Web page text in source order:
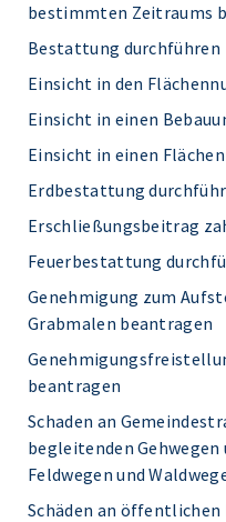
bestimmten Zeitraums
Bestattung durchführen
Einsicht in den
Einsicht in einen
Einsicht in einen
Erdbestattung
Erschließungsbeitrag
Feuerbestattung
Genehmigung zum
Grabmalen beantragen
beantragen
Schaden an
begleitenden Gehwegen
Feldwegen und
Schäden an